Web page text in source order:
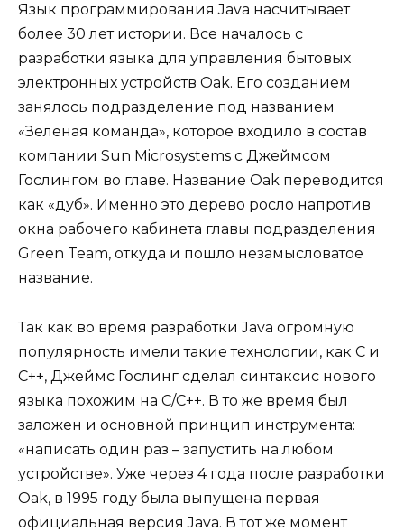
Язык программирования Java насчитывает
более 30 лет истории. Все началось с
разработки языка для управления бытовых
электронных устройств Oak. Его созданием
занялось подразделение под названием
«Зеленая команда», которое входило в состав
компании Sun Microsystems с Джеймсом
Гослингом во главе. Название Oak переводится
как «дуб». Именно это дерево росло напротив
окна рабочего кабинета главы подразделения
Green Team, откуда и пошло незамысловатое
название.
Так как во время разработки Java огромную
популярность имели такие технологии, как C и
C++, Джеймс Гослинг сделал синтаксис нового
языка похожим на C/C++. В то же время был
заложен и основной принцип инструмента:
«написать один раз – запустить на любом
устройстве». Уже через 4 года после разработки
Oak, в 1995 году была выпущена первая
официальная версия Java. В тот же момент